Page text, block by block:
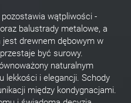
wątpliwości -
balustrady metalowe, a
jest drewnem dębowym w
być surowy.
naturalnym
lekkości i elegancji. Schody
między kondygnacjami.